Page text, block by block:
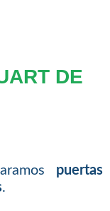
DE
puertas
.